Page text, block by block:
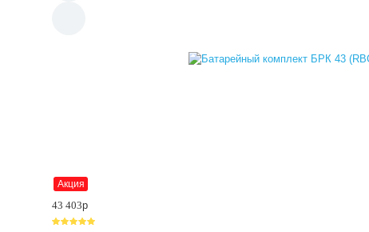
Акция
43 403p